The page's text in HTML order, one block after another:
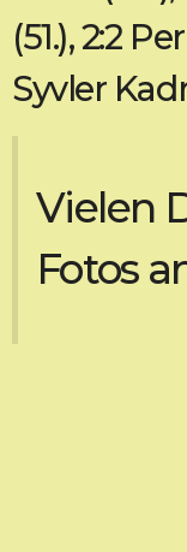
(51.), 2:2
Syvler
Vielen
Fotos